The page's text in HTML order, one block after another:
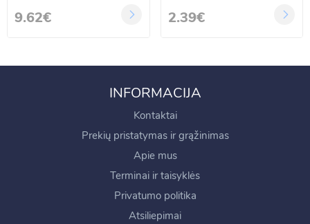
9.62€ 2.39€
INFORMACIJA
Kontaktai
Prekių pristatymas ir grąžinimas
Apie mus
Terminai ir taisyklės
Privatumo politika
Atsiliepimai